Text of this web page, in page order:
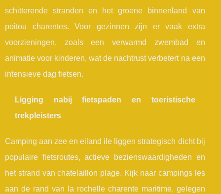
schitterende stranden en het groene binnenland van
poitou charentes. Voor gezinnen zijn er vaak extra
voorzieningen, zoals een verwarmd zwembad en
animatie voor kinderen, wat de nachtrust verbetert na een
intensieve dag fietsen.
Ligging nabij fietspaden en toeristische
trekpleisters
Camping aan zee en eiland ile liggen strategisch dicht bij
populaire fietsroutes, actieve bezienswaardigheden en
het strand van chatelaillon plage. Kijk naar campings les
aan de rand van la rochelle charente maritime, gelegen